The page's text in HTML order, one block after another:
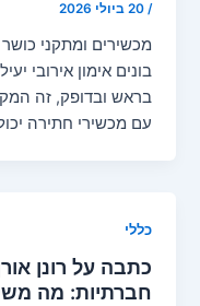
/20 ביולי 2026
מכשירים ומתקני
בונים אימון אירובי
בראש ובדופק, זה
עם מכשירי חתירה
כללי
כתבה על רונן
חברתיות: מה